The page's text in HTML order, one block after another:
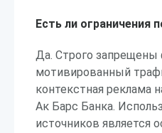
Есть ли ограничения
Да. Строго
мотивированный
контекстная реклама
Ак Барс Банка.
источников является